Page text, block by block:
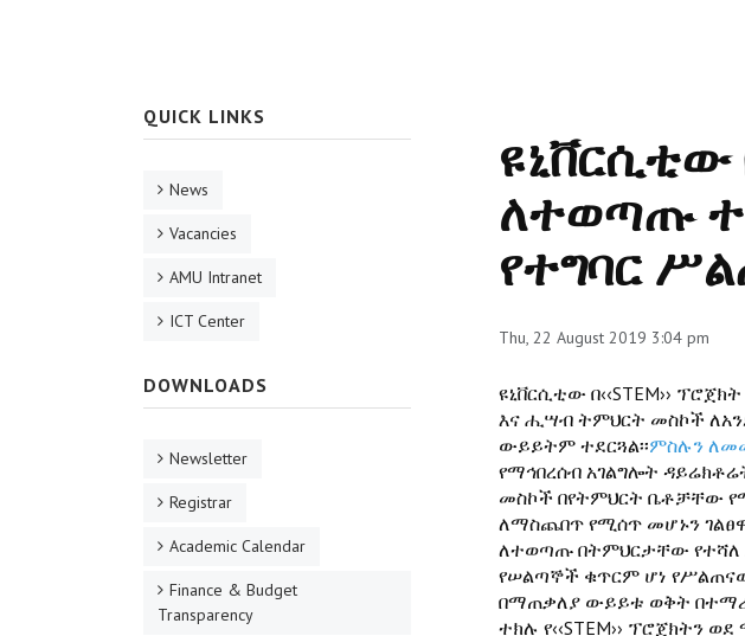
ዩኒቨርሲቲው
ለተወጣጡ
የተግባር
Thu, 22 August 2019 3:04 pm
ዩኒቨርሲቲው በ‹‹STEM››
እና ሒሣብ ትምህርት መስኮች
ውይይትም ተደርጓል፡፡ምስሉን
የማኅበረሰብ አገልግሎት
መስኮች በየትምህርት ቤቶቻቸው
ለማስጨበጥ የሚሰጥ መሆኑን
ለተወጣጡ በትምህርታቸው የተሻለ
የሠልጣኞች ቁጥርም ሆነ
በማጠቃለያ ውይይቱ ወቅት
ተክሉ የ‹‹STEM››
QUICK LINKS
News
Vacancies
AMU Intranet
ICT Center
DOWNLOADS
Newsletter
Registrar
Academic Calendar
Finance & Budget
Transparency